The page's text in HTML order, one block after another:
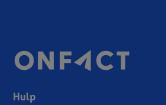
Hulp